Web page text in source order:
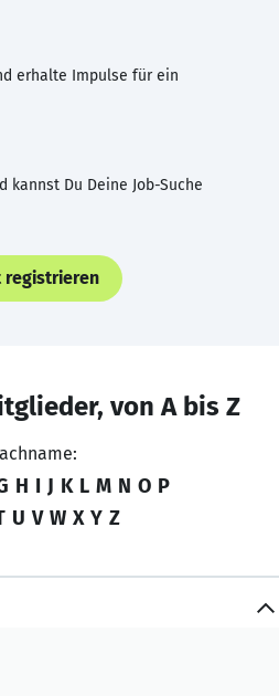
erhalte Impulse für ein
kannst Du Deine Job-Suche
registrieren
von A bis Z
H I J K L M N O P
U V W X Y Z